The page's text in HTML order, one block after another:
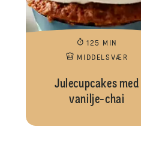
125 MIN
MIDDELSVÆR
Julecupcakes med
vanilje-chai